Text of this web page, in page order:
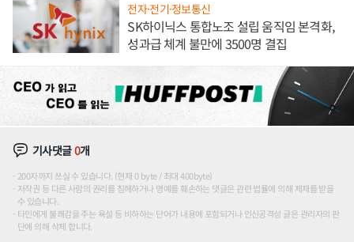
전자·전기·정보통신
SK하이닉스 통합노조 설립 움직임 본격화,
성과급 체계 불만에 3500명 결집
기사댓글0개
200자까지 쓰실 수 있습니다. (현재 0 byte / 최대 400byte)
저작권 등 다른 사람의 권리를 침해하거나 명예를 훼손하는 댓글은 관련 법률에 의해 제재를 받을
수 있습니다.
타인에게 불쾌감을 주는 욕설 등 비하하는 단어가 내용에 포함되거나 인신공격성 글은 관리자의 판
단에 의해 삭제 합니다.